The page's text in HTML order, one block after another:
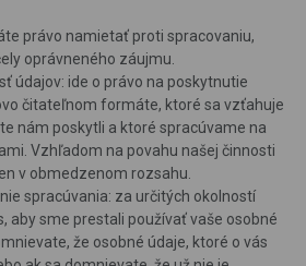
právo namietať proti spracovaniu,
oprávneného záujmu.
údajov: ide o právo na poskytnutie
čitateľnom formáte, ktoré sa vzťahuje
nám poskytli a ktoré spracúvame na
Vzhľadom na povahu našej činnosti
v obmedzenom rozsahu.
spracúvania: za určitých okolností
aby sme prestali používať vaše osobné
že osobné údaje, ktoré o vás